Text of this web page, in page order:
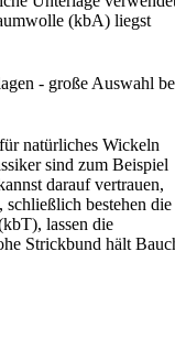
(kbA) liegst
- große Auswahl
natürliches Wickeln
sind zum Beispiel
darauf vertrauen,
bestehen die
lassen die
Strickbund hält